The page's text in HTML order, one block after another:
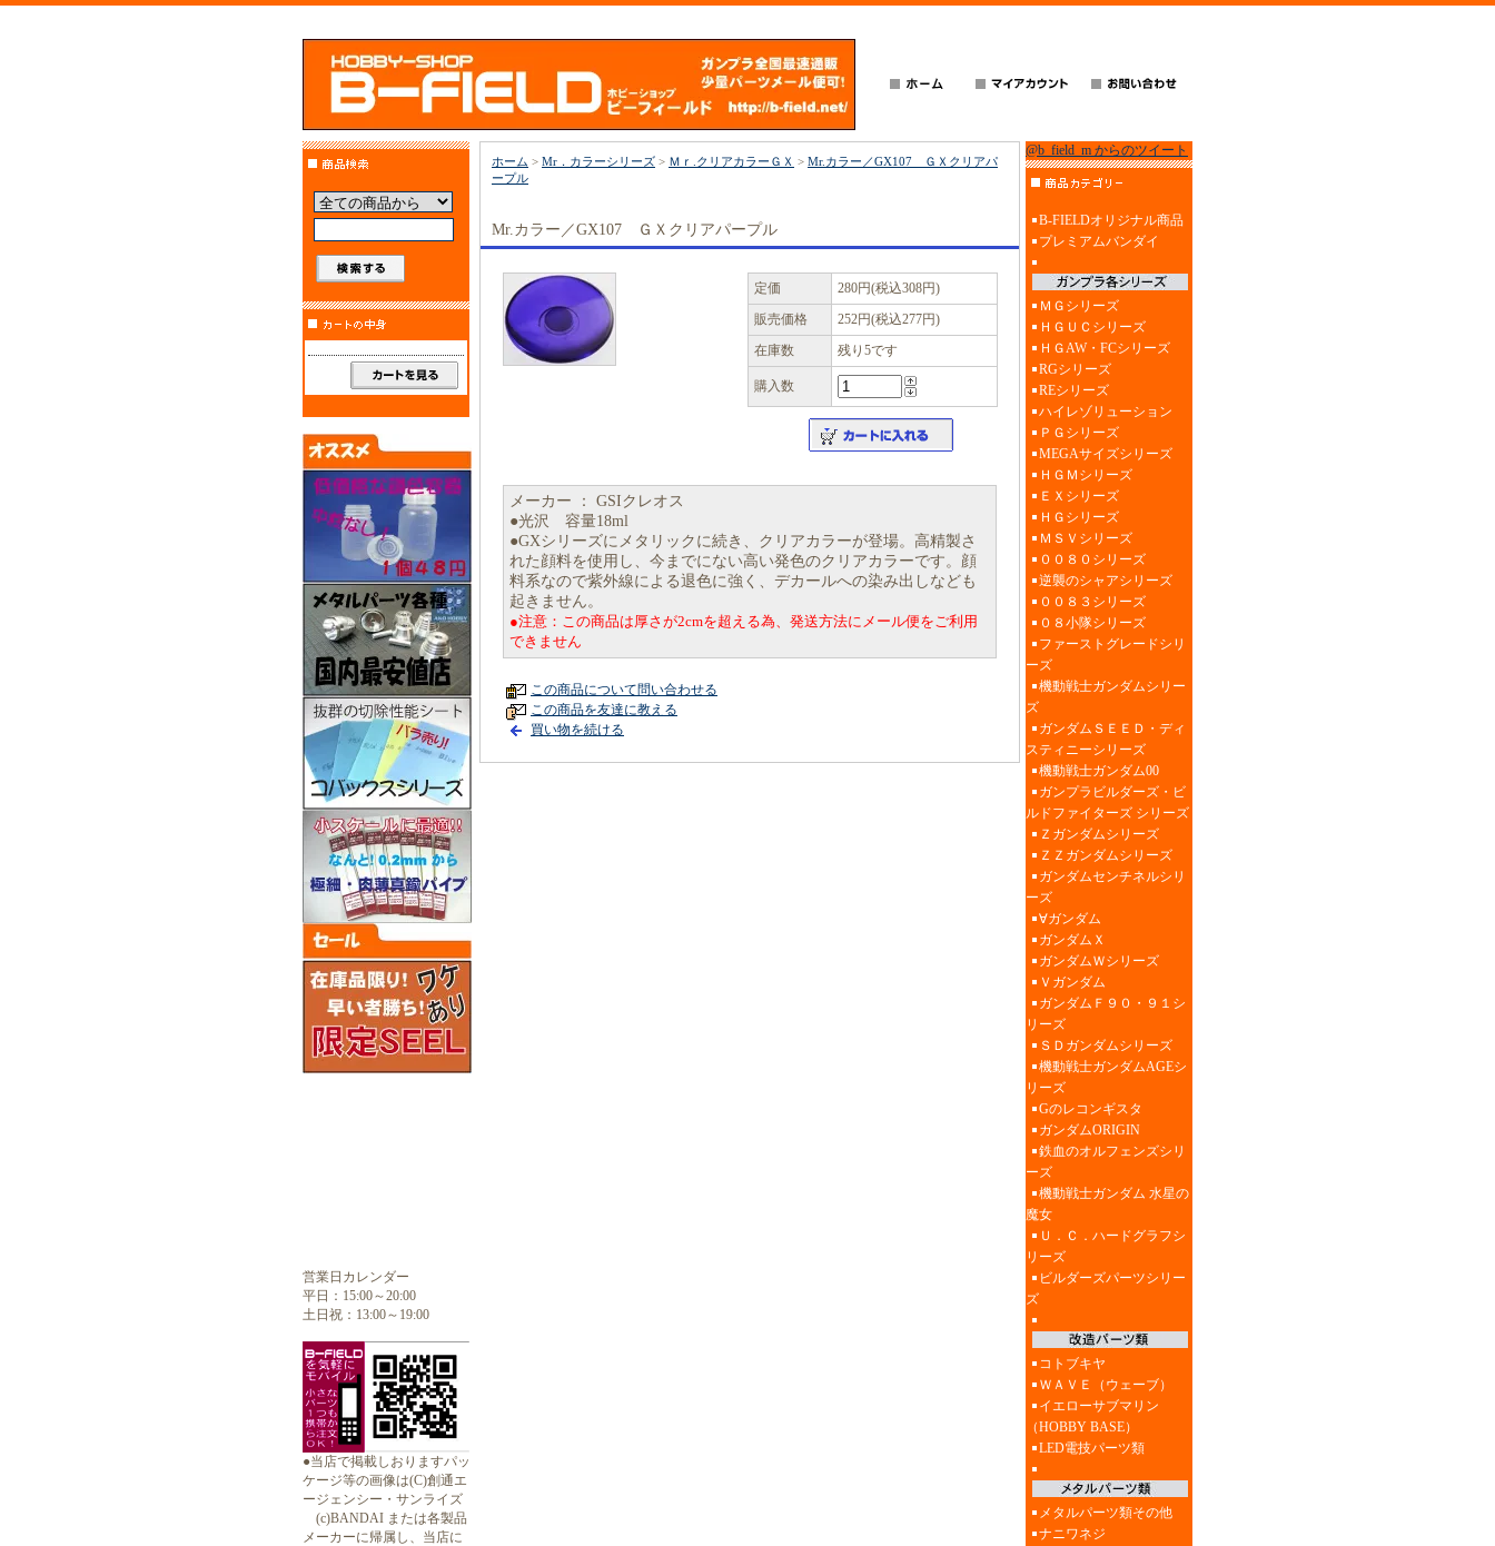
営業日カレンダー
平日：15:00～20:00
土日祝：13:00～19:00
●当店で掲載しおりますパッ
ケージ等の画像は(C)創通エ
ージェンシー・サンライズ
(c)BANDAI または各製品
メーカーに帰属し、当店に
ホーム > Mr．カラーシリーズ > Ｍｒ.クリアカラーＧＸ > Mr.カラー／GX107 ＧＸクリアパ
ープル
Mr.カラー／GX107 ＧＸクリアパープル
定価
280円(税込308円)
販売価格
252円(税込277円)
在庫数
残り5です
購入数
メーカー ： GSIクレオス
●光沢 容量18ml
●GXシリーズにメタリックに続き、クリアカラーが登場。高精製さ
れた顔料を使用し、今までにない高い発色のクリアカラーです。顔
料系なので紫外線による退色に強く、デカールへの染み出しなども
起きません。
●注意：この商品は厚さが2cmを超える為、発送方法にメール便をご利用
できません
この商品について問い合わせる
この商品を友達に教える
買い物を続ける
@b_field_m からのツイート
B-FIELDオリジナル商品
プレミアムバンダイ
ＭＧシリーズ
ＨＧＵＣシリーズ
ＨＧAW・FCシリーズ
RGシリーズ
REシリーズ
ハイレゾリューション
ＰＧシリーズ
MEGAサイズシリーズ
ＨＧＭシリーズ
ＥＸシリーズ
ＨＧシリーズ
ＭＳＶシリーズ
００８０シリーズ
逆襲のシャアシリーズ
００８３シリーズ
０８小隊シリーズ
ファーストグレードシリ
ーズ
機動戦士ガンダムシリー
ズ
ガンダムＳＥＥＤ・ディ
スティニーシリーズ
機動戦士ガンダム00
ガンプラビルダーズ・ビ
ルドファイターズ シリーズ
Ｚガンダムシリーズ
ＺＺガンダムシリーズ
ガンダムセンチネルシリ
ーズ
∀ガンダム
ガンダムＸ
ガンダムＷシリーズ
Ｖガンダム
ガンダムＦ９０・９１シ
リーズ
ＳＤガンダムシリーズ
機動戦士ガンダムAGEシ
リーズ
Gのレコンギスタ
ガンダムORIGIN
鉄血のオルフェンズシリ
ーズ
機動戦士ガンダム 水星の
魔女
Ｕ．Ｃ．ハードグラフシ
リーズ
ビルダーズパーツシリー
ズ
コトブキヤ
ＷＡＶＥ（ウェーブ）
イエローサブマリン
（HOBBY BASE）
LED電技パーツ類
メタルパーツ類その他
ナニワネジ